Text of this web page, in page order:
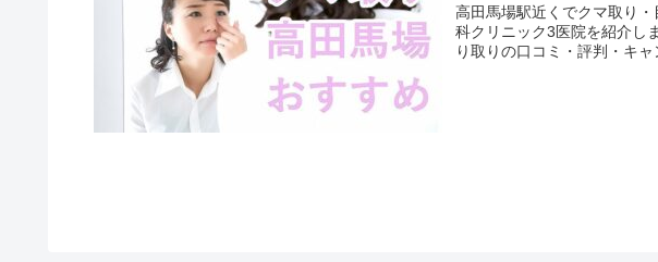
高田馬場駅近くでクマ取り
科クリニック3医院を紹介し
り取りの口コミ・評判・キ